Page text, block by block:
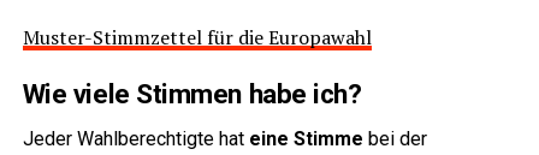
Mus­ter-Stimm­zet­tel für die Europawahl
Wie vie­le Stim­men habe ich?
Jeder Wahl­be­rech­tig­te hat eine Stim­me bei der